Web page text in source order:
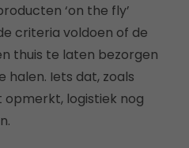
‘on the fly’
criteria voldoen of de
thuis te laten bezorgen
halen. Iets dat, zoals
logistiek nog